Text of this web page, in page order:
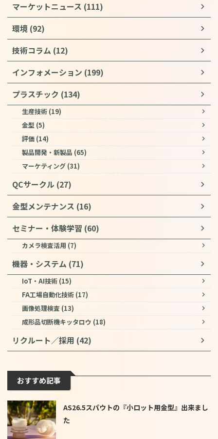
マーケットニュース (111)
環境 (92)
技術コラム (12)
インフォメーション (199)
プラスチック (134)
生産技術 (19)
金型 (5)
評価 (14)
製品開発・新製品 (65)
マーケティング (31)
QCサークル (27)
金型メンテナンス (16)
セミナー・体験学習 (60)
カメラ検査活用 (7)
機器・システム (71)
IoT・AI技術 (15)
FA工場自動化技術 (17)
画像処理検査 (13)
成形品切断機キッタロウ (18)
リクルート／採用 (42)
おすすめ記事
AS26.5スパウトの『小ロット用金型』出来まし
た